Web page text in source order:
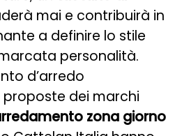
mai e contribuirà in
a definire lo stile
personalità.
d’arredo
dei marchi
zona giorno